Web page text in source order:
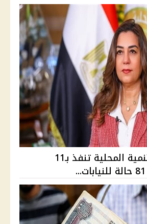
قرارات وزيرة التنمية المحلية تنفذ بـ11